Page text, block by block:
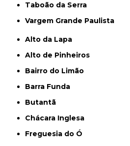
Taboão da Serra
Vargem Grande Paulista
Alto da Lapa
Alto de Pinheiros
Bairro do Limão
Barra Funda
Butantã
Chácara Inglesa
Freguesia do Ó